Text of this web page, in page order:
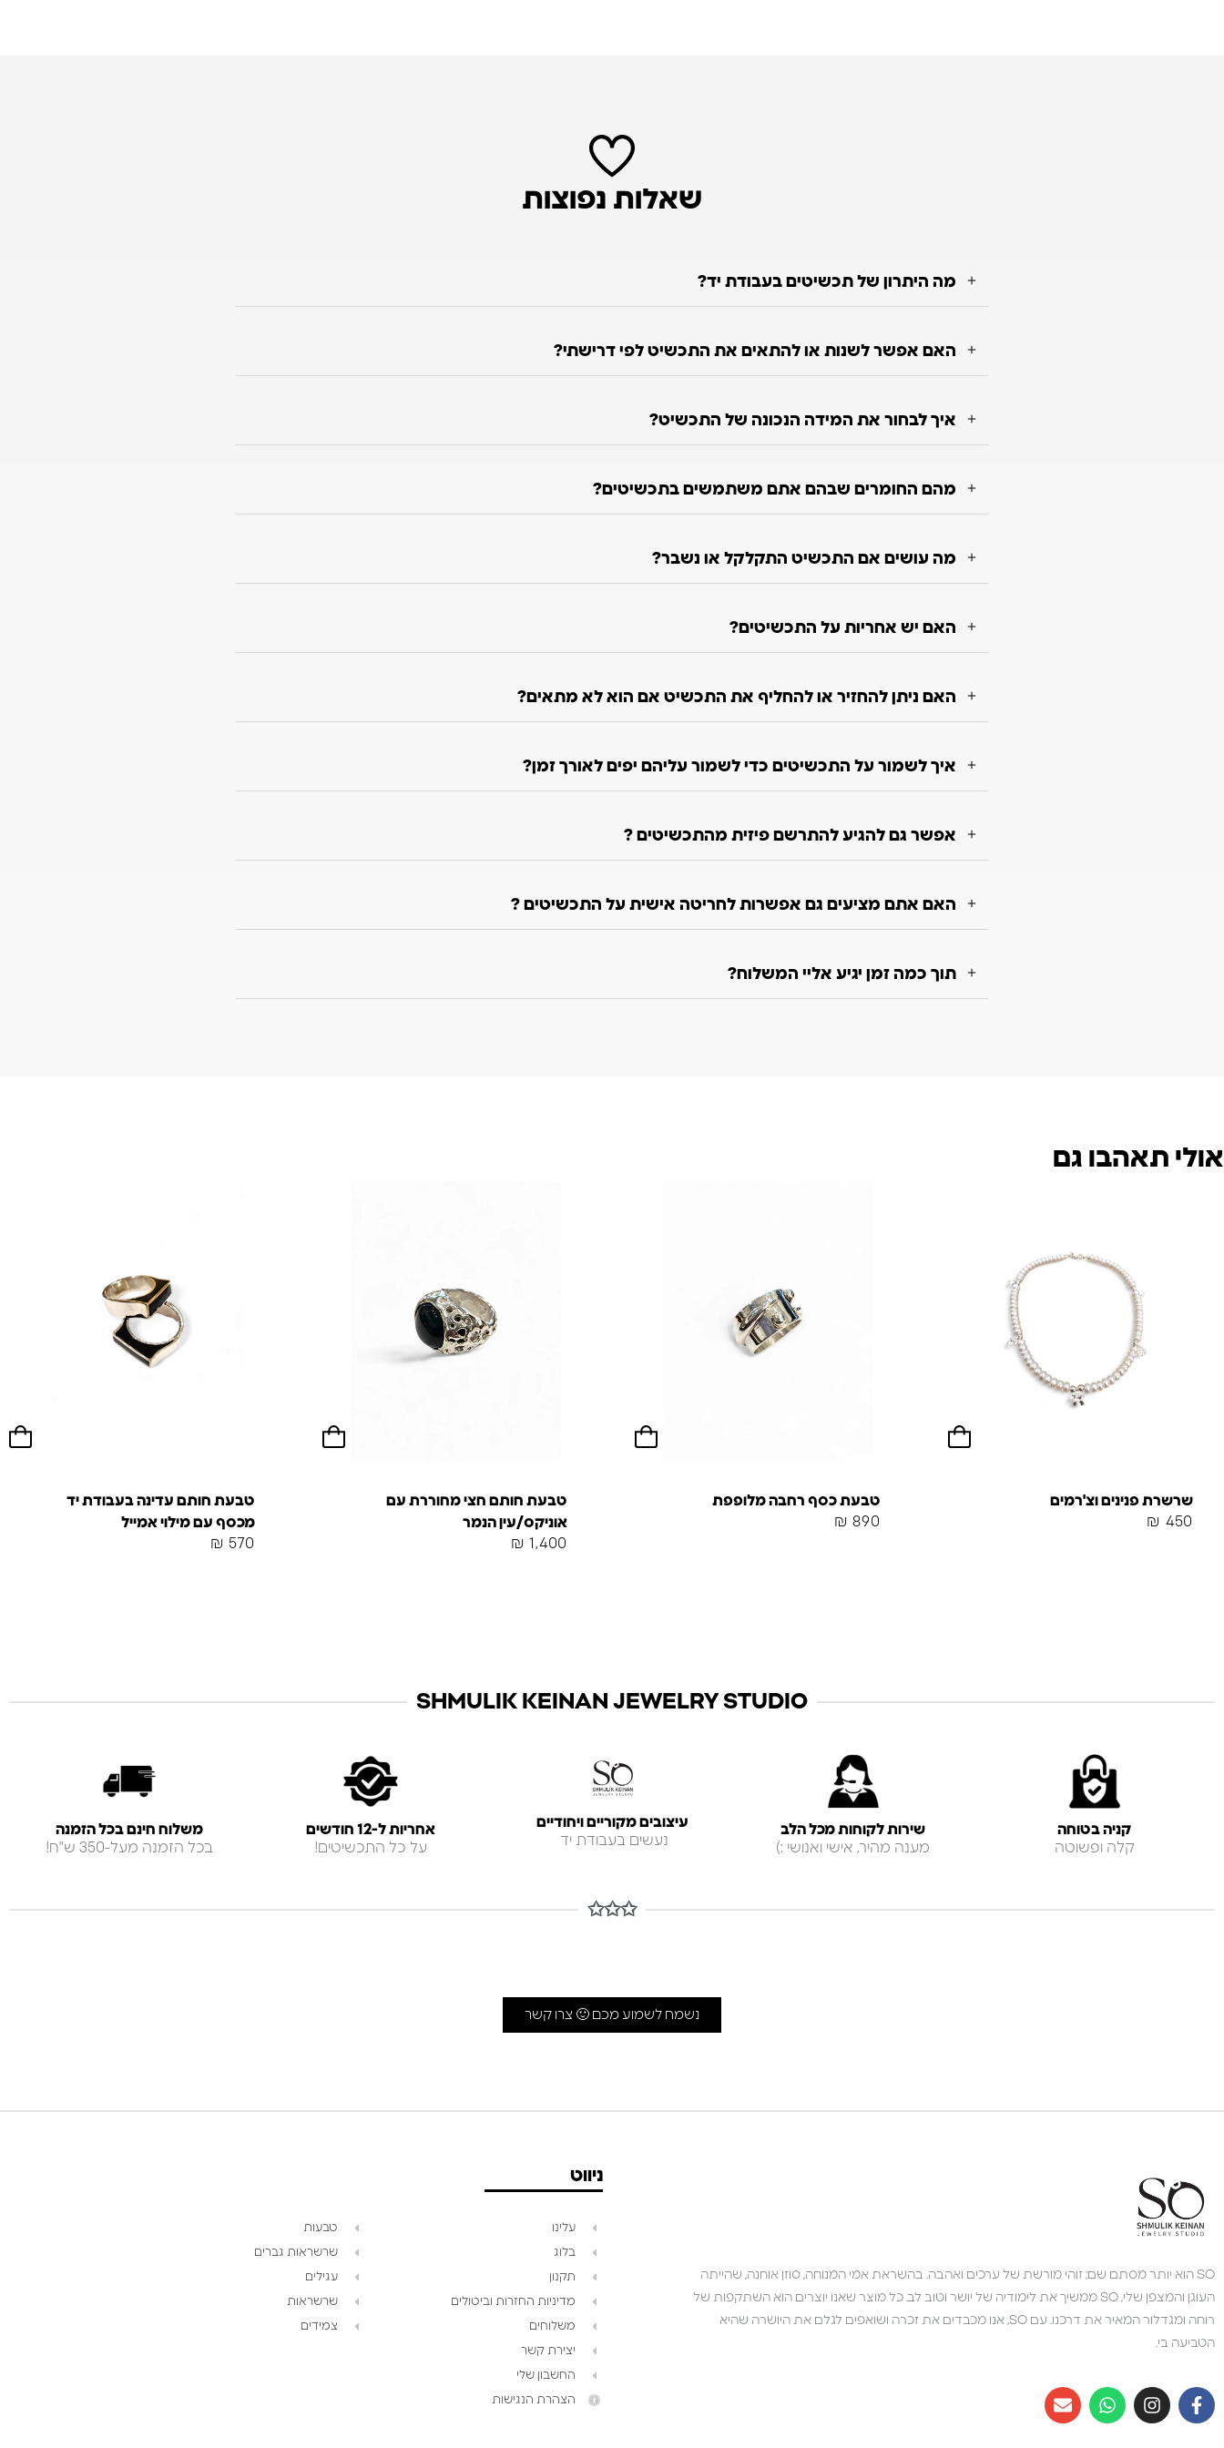
שאלות נפוצות
מה היתרון של תכשיטים בעבודת יד?
האם אפשר לשנות או להתאים את התכשיט לפי דרישתי?
איך לבחור את המידה הנכונה של התכשיט?
מהם החומרים שבהם אתם משתמשים בתכשיטים?
מה עושים אם התכשיט התקלקל או נשבר?
האם יש אחריות על התכשיטים?
האם ניתן להחזיר או להחליף את התכשיט אם הוא לא מתאים?
איך לשמור על התכשיטים כדי לשמור עליהם יפים לאורך זמן?
אפשר גם להגיע להתרשם פיזית מהתכשיטים ?
האם אתם מציעים גם אפשרות לחריטה אישית על התכשיטים ?
תוך כמה זמן יגיע אליי המשלוח?
אולי תאהבו גם
שרשרת פנינים וצ'רמים
₪ 450
טבעת כסף רחבה מלופפת
₪ 890
טבעת חותם חצי מחוררת עם
אוניקס/עין הנמר
₪ 1,400
טבעת חותם עדינה בעבודת יד
מכסף עם מילוי אמייל
₪ 570
SHMULIK KEINAN JEWELRY STUDIO
קניה בטוחה
קלה ופשוטה
שירות לקוחות מכל הלב
מענה מהיר, אישי ואנושי :)
עיצובים מקוריים ויחודיים
נעשים בעבודת יד
אחריות ל-12 חודשים
על כל התכשיטים!
משלוח חינם בכל הזמנה
בכל הזמנה מעל-350 ש"ח!
✩✩✩
נשמח לשמוע מכם 🙂 צרו קשר
SO הוא יותר מסתם שם; זוהי מורשת של ערכים ואהבה. בהשראת אמי המנוחה, סוזן אוחנה, שהייתה
העוגן והמצפן שלי, SO ממשיך את לימודיה של יושר וטוב לב. כל מוצר שאנו יוצרים הוא השתקפות של
רוחה ומגדלור המאיר את דרכנו. עם SO, אנו מכבדים את זכרה ושואפים לגלם את היושרה שהיא
הטביעה בי.
ניווט
עלינו
בלוג
תקנון
מדיניות החזרות וביטולים
משלוחים
יצירת קשר
החשבון שלי
הצהרת הנגישות
טבעות
שרשראות גברים
עגילים
שרשראות
צמידים